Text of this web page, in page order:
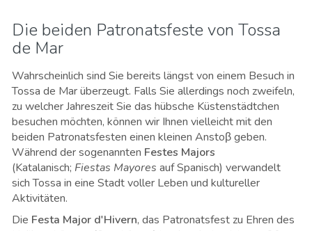
Die beiden Patronatsfeste von Tossa
de Mar
Wahrscheinlich sind Sie bereits längst von einem Besuch in
Tossa de Mar überzeugt. Falls Sie allerdings noch zweifeln,
zu welcher Jahreszeit Sie das hübsche Küstenstädtchen
besuchen möchten, können wir Ihnen vielleicht mit den
beiden Patronatsfesten einen kleinen Anstoβ geben.
Während der sogenannten Festes Majors
(Katalanisch; Fiestas Mayores auf Spanisch) verwandelt
sich Tossa in eine Stadt voller Leben und kultureller
Aktivitäten.
Die Festa Major d'Hivern, das Patronatsfest zu Ehren des